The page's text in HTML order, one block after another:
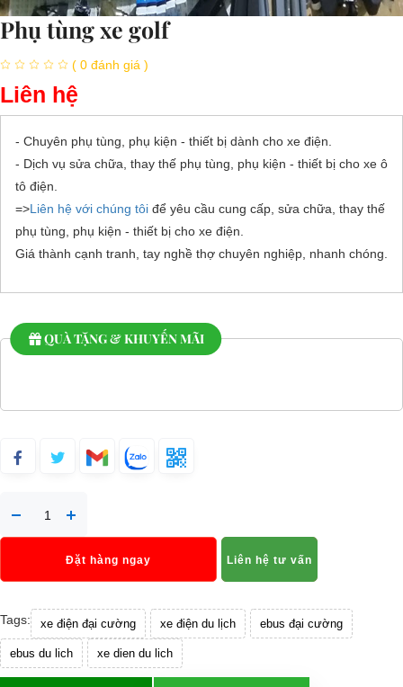
Phụ tùng xe golf
( 0 đánh giá )
Liên hệ
- Chuyên phụ tùng, phụ kiện - thiết bị dành cho xe điện.
- Dịch vụ sửa chữa, thay thế phụ tùng, phụ kiện - thiết bị cho xe ô
tô điện.
=>Liên hệ với chúng tôi để yêu cầu cung cấp, sửa chữa, thay thế
phụ tùng, phụ kiện - thiết bị cho xe điện.
Giá thành cạnh tranh, tay nghề thợ chuyên nghiệp, nhanh chóng.
QUÀ TẶNG & KHUYẾN MÃI
Đặt hàng ngay Liên hệ tư vấn
Tags: xe điện đại cường xe điện du lịch ebus đại cường
ebus du lich xe dien du lich